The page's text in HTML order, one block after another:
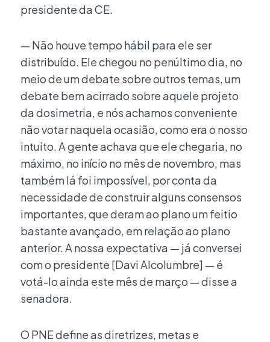
presidente da CE.
— Não houve tempo hábil para ele ser
distribuído. Ele chegou no penúltimo dia, no
meio de um debate sobre outros temas, um
debate bem acirrado sobre aquele projeto
da dosimetria, e nós achamos conveniente
não votar naquela ocasião, como era o nosso
intuito. A gente achava que ele chegaria, no
máximo, no início no mês de novembro, mas
também lá foi impossível, por conta da
necessidade de construir alguns consensos
importantes, que deram ao plano um feitio
bastante avançado, em relação ao plano
anterior. A nossa expectativa — já conversei
com o presidente [Davi Alcolumbre] — é
votá-lo ainda este mês de março — disse a
senadora.
O PNE define as diretrizes, metas e